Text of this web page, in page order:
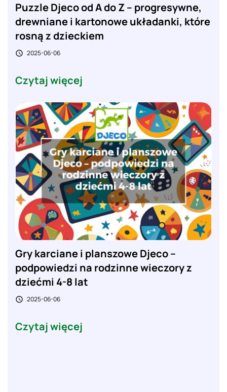
Puzzle Djeco od A do Z – progresywne,
drewniane i kartonowe układanki, które
rosną z dzieckiem
 2025-06-06
Czytaj więcej
Gry karciane i planszowe Djeco –
podpowiedzi na rodzinne wieczory z
dziećmi 4-8 lat
 2025-06-06
Czytaj więcej